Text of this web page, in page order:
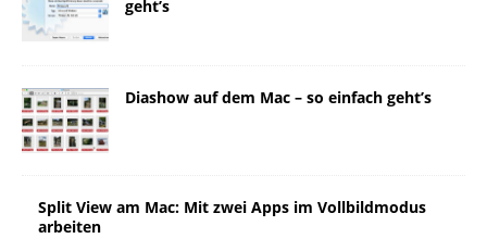
geht’s
Diashow auf dem Mac – so einfach geht’s
Split View am Mac: Mit zwei Apps im Vollbildmodus
arbeiten